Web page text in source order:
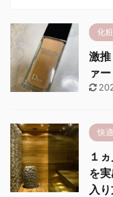
化
激
ァ
快
１
を
入